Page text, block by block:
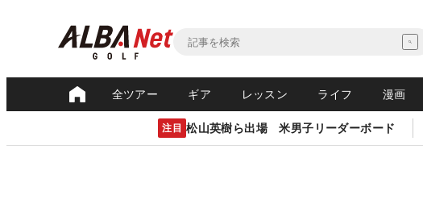
全ツアー ギア レッスン ライフ 漫画
注目 松山英樹ら出場 米男子リーダーボード